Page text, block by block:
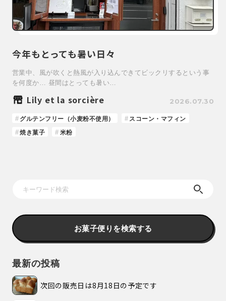
今年もとっても暑い日々
営業中、風が吹くと熱風が入り込んできてビックリするという事
を何度か… 昼間はとっても暑い…
Lily et la sorcière 2026.07.30
グルテンフリー（小麦粉不使用）
スコーン・マフィン
焼き菓子
米粉
お菓子便りを検索する
最新の投稿
次回の販売日は8月18日の予定です